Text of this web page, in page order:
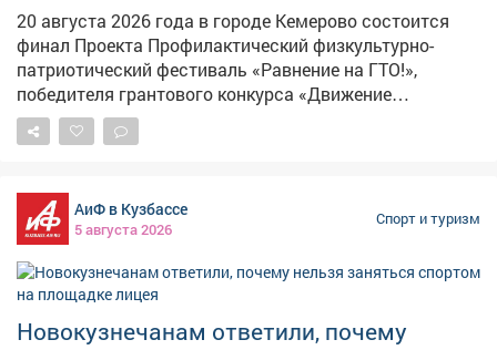
20 августа 2026 года в городе Кемерово состоится
финал Проекта Профилактический физкультурно-
патриотический фестиваль «Равнение на ГТО!»,
победителя грантового конкурса «Движение
Первых-2026». В мероприятии примут участие
победители муниципального этапа проектной
Кузбасса. Состав команды 6 человек, 3 участника из
числа несовершеннолетних, состоящих на различного
вида профилактических учетов и 3 участника из числа
курсантов военно-патриотических клубов и
объединений. Фестиваль начнётся с инструктажа и
открытие мероприятия станет настоящим
АиФ в Кузбассе
5 августа 2026
Спорт и туризм
Новокузнечанам ответили, почему